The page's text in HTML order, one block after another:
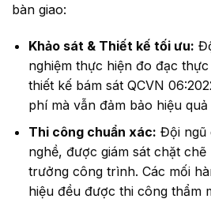
bàn giao:
Khảo sát & Thiết kế tối ưu:
nghiệm thực hiện đo đạc
thiết kế bám sát QCVN
phí mà vẫn đảm bảo hiệu
Thi công chuẩn xác: Đội ngũ
nghề, được giám sát chặt
trưởng công trình. Các mối
hiệu đều được thi công thẩm